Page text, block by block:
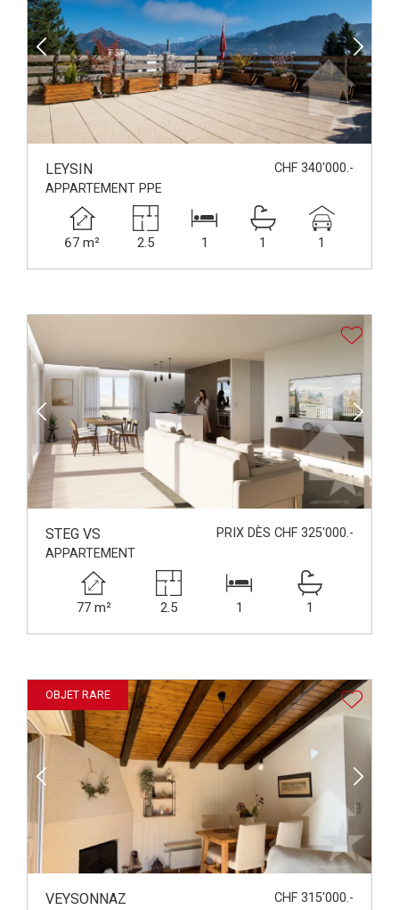
LEYSIN
CHF 340'000.-
APPARTEMENT PPE
67 m² 2.5 1 1 1
STEG VS
PRIX DÈS CHF 325'000.-
APPARTEMENT
77 m² 2.5 1 1
OBJET RARE
VEYSONNAZ
CHF 315'000.-